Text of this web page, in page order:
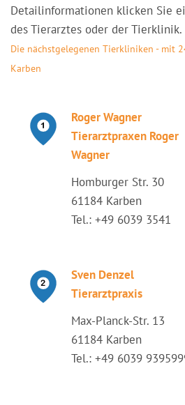
Detailinformationen klicken Sie
des Tierarztes oder der Tierklinik.
Die nächstgelegenen Tierkliniken - mit
Karben
Roger Wagner
Tierarztpraxen Roger
Wagner
Homburger Str. 30
61184 Karben
Tel.: +49 6039 3541
Sven Denzel
Tierarztpraxis
Max-Planck-Str. 13
61184 Karben
Tel.: +49 6039